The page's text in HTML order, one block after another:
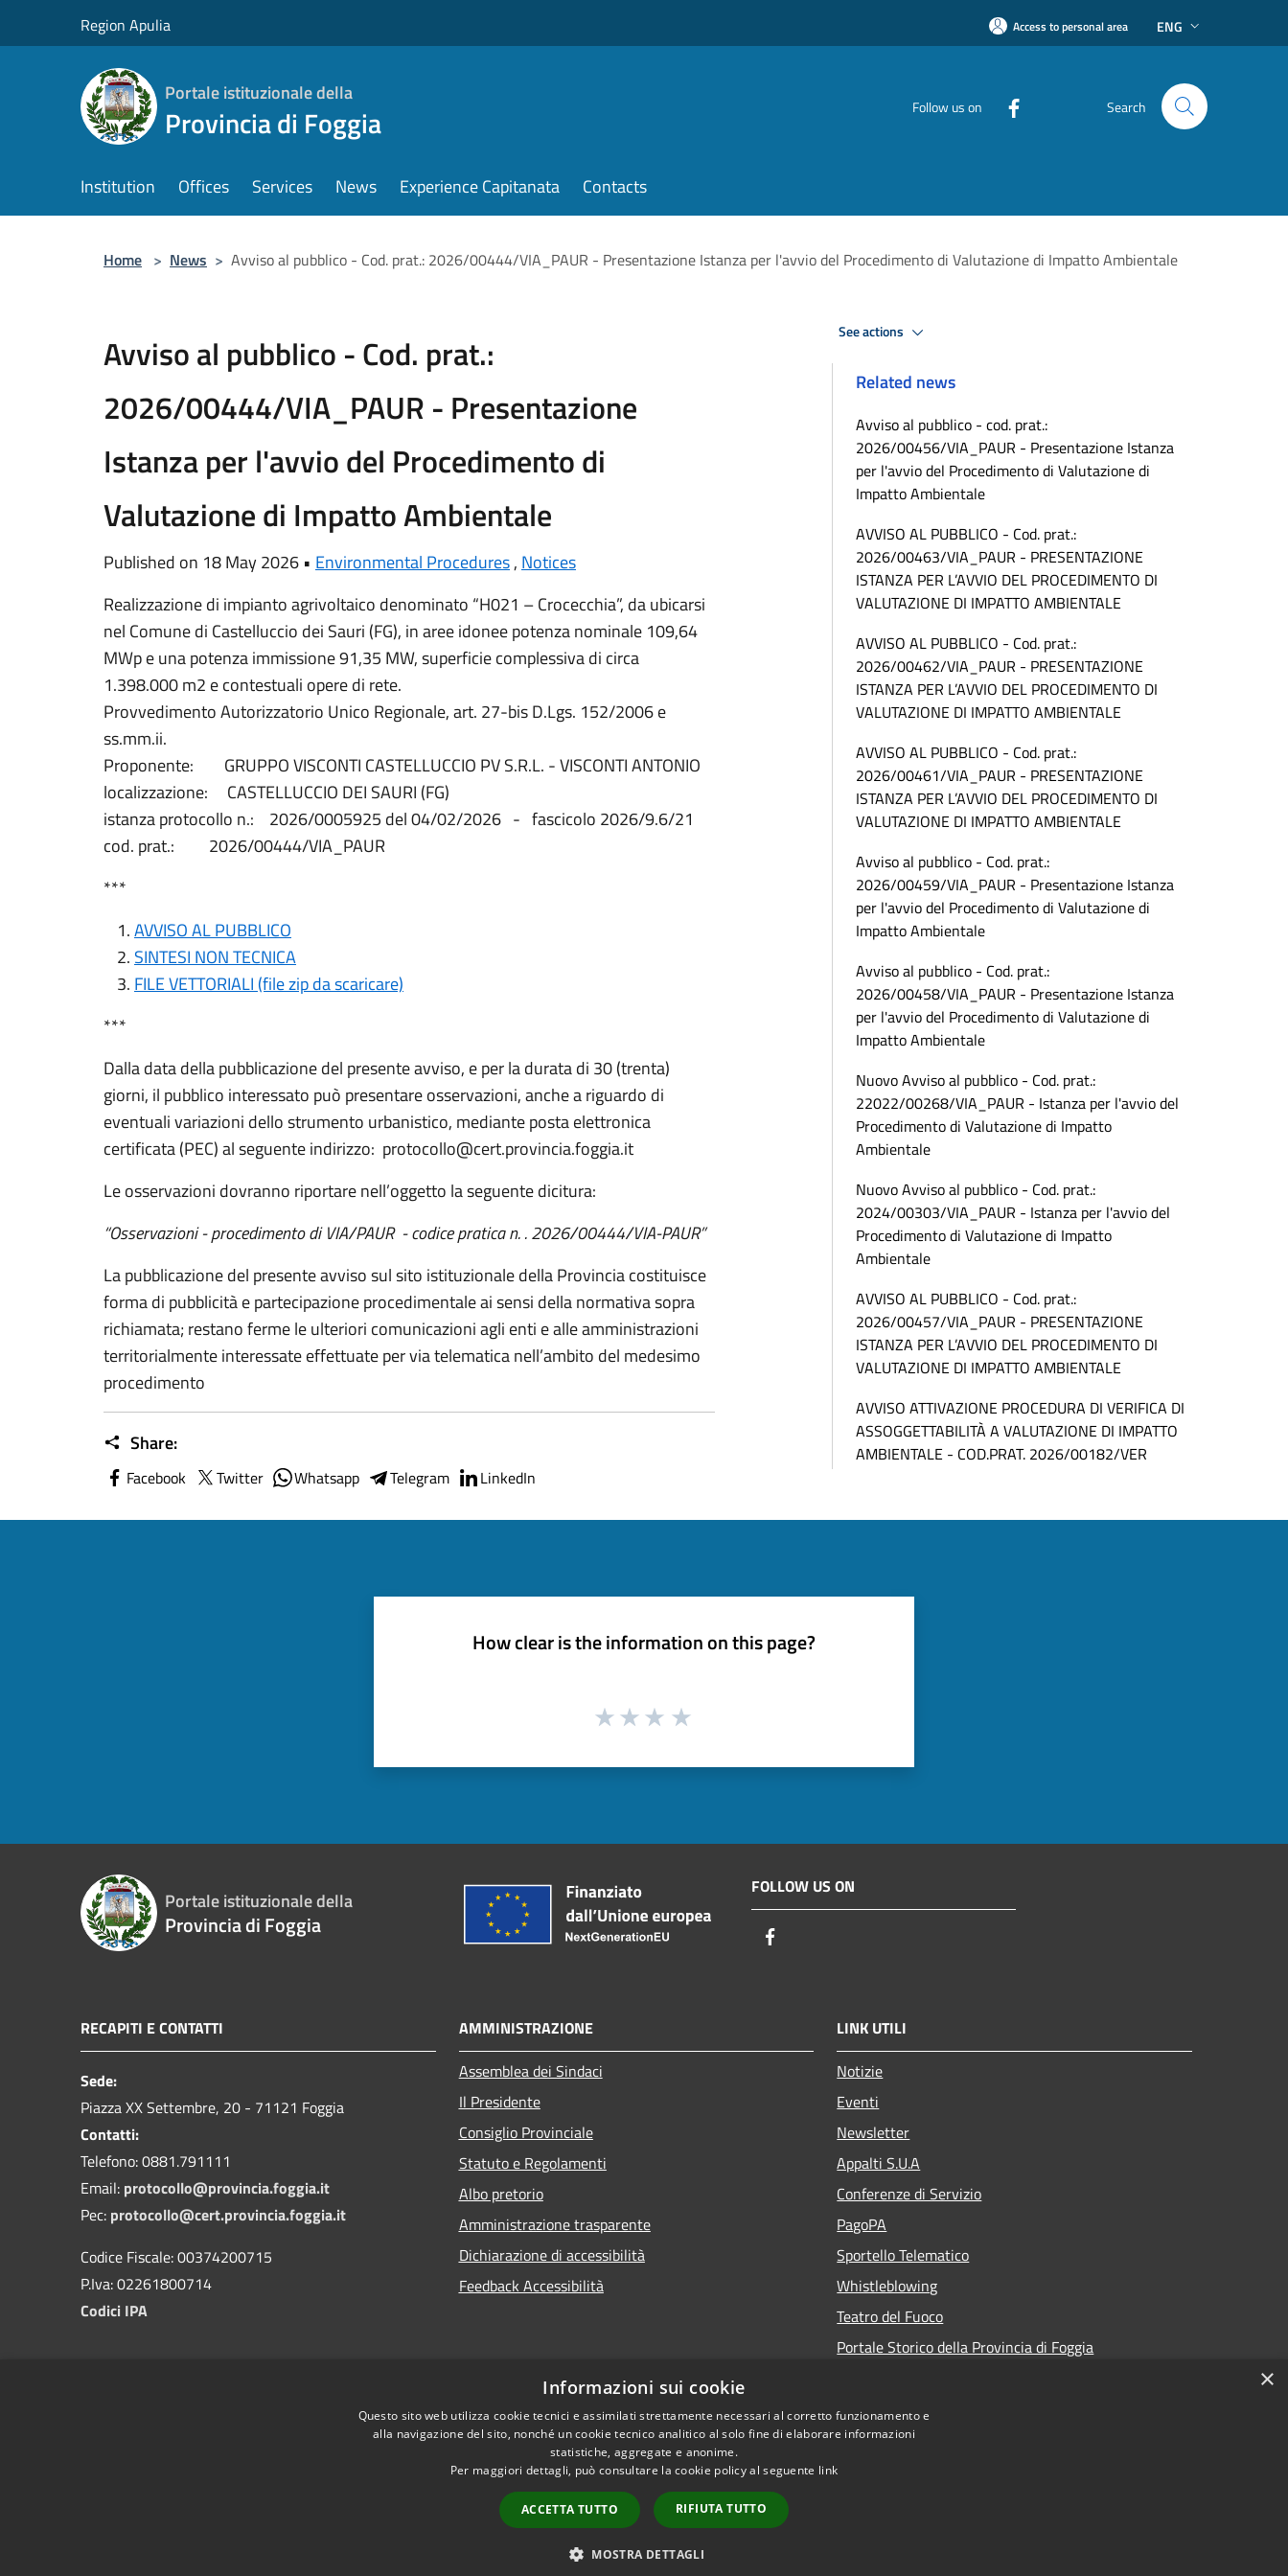
Region Apulia Access to personal area ENG
Portale istituzionale della
Provincia di Foggia Follow us on Search
Institution Offices Services News Experience Capitanata Contacts
Home > News > Avviso al pubblico - Cod. prat.: 2026/00444/VIA_PAUR - Presentazione Istanza per l'avvio del Procedimento di Valutazione di Impatto Ambientale
Avviso al pubblico - Cod. prat.:
2026/00444/VIA_PAUR - Presentazione
Istanza per l'avvio del Procedimento di
Valutazione di Impatto Ambientale
Published on 18 May 2026 • Environmental Procedures, Notices
Realizzazione di impianto agrivoltaico denominato “H021 – Crocecchia”, da ubicarsi
nel Comune di Castelluccio dei Sauri (FG), in aree idonee potenza nominale 109,64
MWp e una potenza immissione 91,35 MW, superficie complessiva di circa
1.398.000 m2 e contestuali opere di rete.
Provvedimento Autorizzatorio Unico Regionale, art. 27-bis D.Lgs. 152/2006 e
ss.mm.ii.
Proponente: GRUPPO VISCONTI CASTELLUCCIO PV S.R.L. - VISCONTI ANTONIO
localizzazione: CASTELLUCCIO DEI SAURI (FG)
istanza protocollo n.: 2026/0005925 del 04/02/2026 - fascicolo 2026/9.6/21
cod. prat.: 2026/00444/VIA_PAUR
***
AVVISO AL PUBBLICO
SINTESI NON TECNICA
FILE VETTORIALI (file zip da scaricare)
***
Dalla data della pubblicazione del presente avviso, e per la durata di 30 (trenta)
giorni, il pubblico interessato può presentare osservazioni, anche a riguardo di
eventuali variazioni dello strumento urbanistico, mediante posta elettronica
certificata (PEC) al seguente indirizzo: protocollo@cert.provincia.foggia.it
Le osservazioni dovranno riportare nell’oggetto la seguente dicitura:
“Osservazioni - procedimento di VIA/PAUR - codice pratica n. . 2026/00444/VIA-PAUR”
La pubblicazione del presente avviso sul sito istituzionale della Provincia costituisce
forma di pubblicità e partecipazione procedimentale ai sensi della normativa sopra
richiamata; restano ferme le ulteriori comunicazioni agli enti e alle amministrazioni
territorialmente interessate effettuate per via telematica nell’ambito del medesimo
procedimento
Share:
Facebook Twitter Whatsapp Telegram LinkedIn
See actions
Related news
Avviso al pubblico - cod. prat.:
2026/00456/VIA_PAUR - Presentazione Istanza
per l'avvio del Procedimento di Valutazione di
Impatto Ambientale
AVVISO AL PUBBLICO - Cod. prat.:
2026/00463/VIA_PAUR - PRESENTAZIONE
ISTANZA PER L’AVVIO DEL PROCEDIMENTO DI
VALUTAZIONE DI IMPATTO AMBIENTALE
AVVISO AL PUBBLICO - Cod. prat.:
2026/00462/VIA_PAUR - PRESENTAZIONE
ISTANZA PER L’AVVIO DEL PROCEDIMENTO DI
VALUTAZIONE DI IMPATTO AMBIENTALE
AVVISO AL PUBBLICO - Cod. prat.:
2026/00461/VIA_PAUR - PRESENTAZIONE
ISTANZA PER L’AVVIO DEL PROCEDIMENTO DI
VALUTAZIONE DI IMPATTO AMBIENTALE
Avviso al pubblico - Cod. prat.:
2026/00459/VIA_PAUR - Presentazione Istanza
per l'avvio del Procedimento di Valutazione di
Impatto Ambientale
Avviso al pubblico - Cod. prat.:
2026/00458/VIA_PAUR - Presentazione Istanza
per l'avvio del Procedimento di Valutazione di
Impatto Ambientale
Nuovo Avviso al pubblico - Cod. prat.:
22022/00268/VIA_PAUR - Istanza per l'avvio del
Procedimento di Valutazione di Impatto
Ambientale
Nuovo Avviso al pubblico - Cod. prat.:
2024/00303/VIA_PAUR - Istanza per l'avvio del
Procedimento di Valutazione di Impatto
Ambientale
AVVISO AL PUBBLICO - Cod. prat.:
2026/00457/VIA_PAUR - PRESENTAZIONE
ISTANZA PER L’AVVIO DEL PROCEDIMENTO DI
VALUTAZIONE DI IMPATTO AMBIENTALE
AVVISO ATTIVAZIONE PROCEDURA DI VERIFICA DI
ASSOGGETTABILITÀ A VALUTAZIONE DI IMPATTO
AMBIENTALE - COD.PRAT. 2026/00182/VER
How clear is the information on this page?
Portale istituzionale della
Provincia di Foggia
FOLLOW US ON
RECAPITI E CONTATTI
Sede:
Piazza XX Settembre, 20 - 71121 Foggia
Contatti:
Telefono: 0881.791111
Email: protocollo@provincia.foggia.it
Pec: protocollo@cert.provincia.foggia.it
Codice Fiscale: 00374200715
P.Iva: 02261800714
Codici IPA
AMMINISTRAZIONE
Assemblea dei Sindaci
Il Presidente
Consiglio Provinciale
Statuto e Regolamenti
Albo pretorio
Amministrazione trasparente
Dichiarazione di accessibilità
Feedback Accessibilità
LINK UTILI
Notizie
Eventi
Newsletter
Appalti S.U.A
Conferenze di Servizio
PagoPA
Sportello Telematico
Whistleblowing
Teatro del Fuoco
Portale Storico della Provincia di Foggia
Copyright © 2026 • Portale istituzionale della Provincia di Foggia • Powered
×
Informazioni sui cookie
Questo sito web utilizza cookie tecnici e assimilati strettamente necessari al corretto funzionamento e
alla navigazione del sito, nonché un cookie tecnico analitico al solo fine di elaborare informazioni
statistiche, aggregate e anonime.
Per maggiori dettagli, può consultare la cookie policy al seguente link
ACCETTA TUTTO RIFIUTA TUTTO
MOSTRA DETTAGLI